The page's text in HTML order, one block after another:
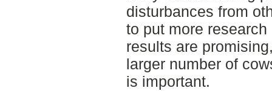
disturbances from
to put more
results are
larger number of
is important.